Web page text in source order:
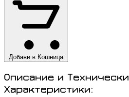
Добави в Кошница
Описание и Технически
Характеристики: